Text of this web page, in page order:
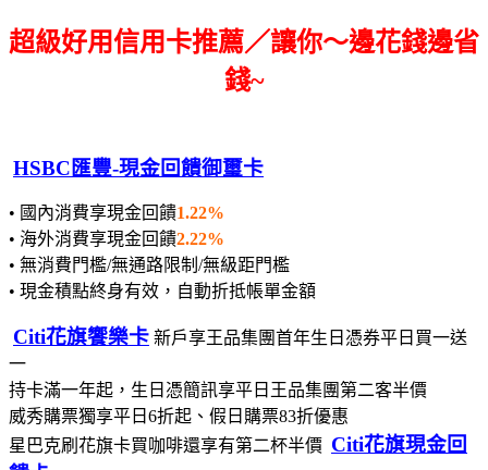
超級好用信用卡推薦／讓你～邊花錢邊省
錢~
HSBC匯豐-現金回饋御璽卡
• 國內消費享現金回饋1.22%
• 海外消費享現金回饋2.22%
• 無消費門檻/無通路限制/無級距門檻
• 現金積點終身有效，自動折抵帳單金額
Citi花旗饗樂卡 新戶享王品集團首年生日憑券平日買一送
一
持卡滿一年起，生日憑簡訊享平日王品集團第二客半價
威秀購票獨享平日6折起、假日購票83折優惠
星巴克刷花旗卡買咖啡還享有第二杯半價 Citi花旗現金回